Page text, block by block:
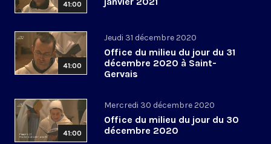
41:00
41:00
Jeudi 31 décembre 2020
Office du milieu du jour du 31
décembre 2020 à Saint-
Gervais
41:00
Mercredi 30 décembre 2020
Office du milieu du jour du 30
décembre 2020